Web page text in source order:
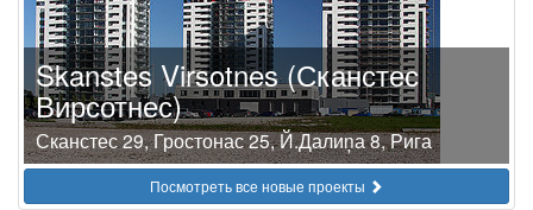
Skanstes Virsotnes (Сканстес
Вирсотнес)
Сканстес 29, Гростонас 25, Й.Далиņа 8, Рига
Посмотреть все новые проекты